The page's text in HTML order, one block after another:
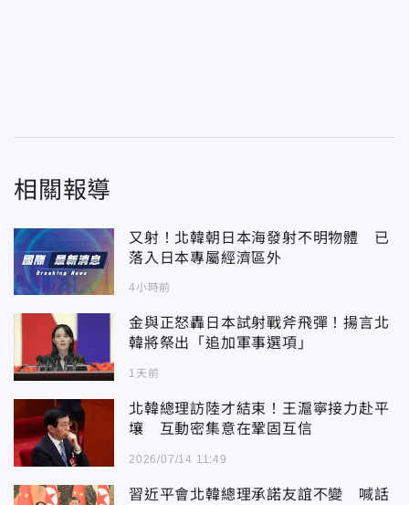
相關報導
又射！北韓朝日本海發射不明物體 已
落入日本專屬經濟區外
4小時前
金與正怒轟日本試射戰斧飛彈！揚言北
韓將祭出「追加軍事選項」
1天前
北韓總理訪陸才結束！王滬寧接力赴平
壤 互動密集意在鞏固互信
2026/07/14 11:49
習近平會北韓總理承諾友誼不變 喊話